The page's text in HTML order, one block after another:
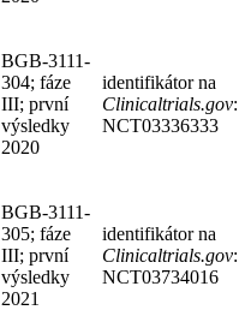
BGB-3111-
304; fáze
III; první
výsledky
2020
identifikátor na
Clinicaltrials.gov:
NCT03336333
BGB-3111-
305; fáze
III; první
výsledky
2021
identifikátor na
Clinicaltrials.gov:
NCT03734016